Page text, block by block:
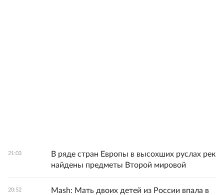
21:03
В ряде стран Европы в высохших руслах рек
найдены предметы Второй мировой
20:52
Mash: Мать двоих детей из России впала в